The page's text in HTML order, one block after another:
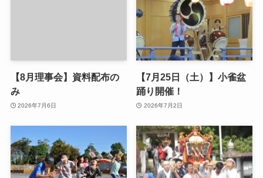
【8月理事会】資料配布の
み
2026年7月6日
【7月25日（土）】小雀盆
踊り開催！
2026年7月2日